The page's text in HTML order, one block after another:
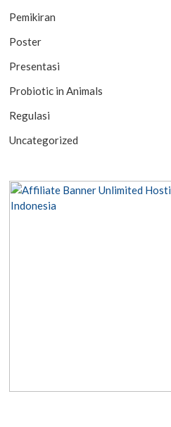
Pemikiran
Poster
Presentasi
Probiotic in Animals
Regulasi
Uncategorized